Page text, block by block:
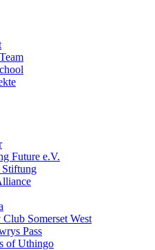
Future e.V.
Stiftung
Somerset West
Pass
of Uthingo